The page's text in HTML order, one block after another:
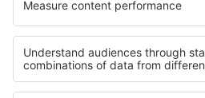
Helipuerto de Penzance (PZE)
Southampton (SOU)